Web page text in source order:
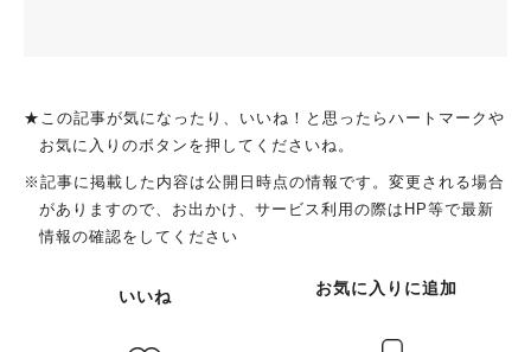
★この記事が気になったり、いいね！と思ったらハートマークや
お気に入りのボタンを押してくださいね。
※記事に掲載した内容は公開日時点の情報です。変更される場合
がありますので、お出かけ、サービス利用の際はHP等で最新
情報の確認をしてください
いいね お気に入りに追加